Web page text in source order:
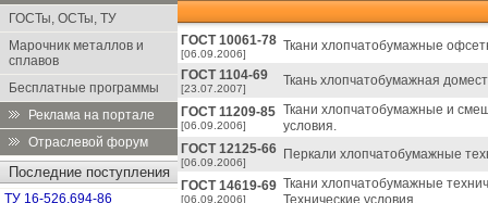
ГОСТы, ОСТы, ТУ
Марочник металлов и
сплавов
Бесплатные программы
Реклама на портале
Отраслевой форум
Последние поступления
ТУ 16-526.694-86
ГОСТ 10061-78
[06.09.2006]
Ткани хлопчатобумажные
ГОСТ 1104-69
[23.07.2007]
Ткань хлопчатобумажная
ГОСТ 11209-85
[06.09.2006]
Ткани хлопчатобумажные и
условия.
ГОСТ 12125-66
[06.09.2006]
Перкали хлопчатобумажные
ГОСТ 14619-69
[06.09.2006]
Ткани хлопчатобумажные
Технические условия.